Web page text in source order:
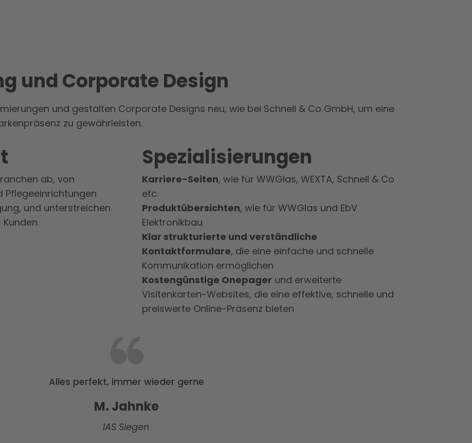
und Corporate Design
und gestalten Corporate Designs neu, wie bei Schnell & Co GmbH, um eine
zu gewährleisten.
ab, von
Pflegeeinrichtungen
und unterstreichen
Spezialisierungen
Karriere-Seiten, wie für WWGlas, WEXTA, Schnell & Co
etc.
Produktübersichten, wie für WWGlas und EbV
Elektronikbau
Klar strukturierte und verständliche
Kontaktformulare, die eine einfache und schnelle
Kommunikation ermöglichen
Kostengünstige Onepager und erweiterte
Visitenkarten-Websites, die eine effektive, schnelle und
preiswerte Online-Präsenz bieten
Alles perfekt, immer wieder gerne
M. Jahnke
IAS Siegen